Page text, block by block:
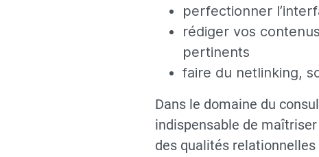
perfectionner
rédiger vos
pertinents
faire du netlinking,
Dans le domaine du
indispensable de
des qualités